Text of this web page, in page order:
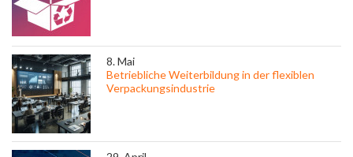
8. Mai
Betriebliche Weiterbildung in der flexiblen
Verpackungsindustrie